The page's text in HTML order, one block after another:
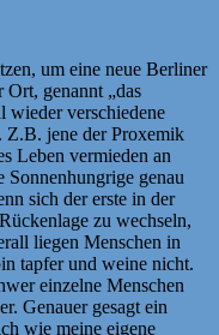
um eine neue Berliner
Ort, genannt „das
wieder verschiedene
Z.B. jene der Proxemik
Leben vermieden an
Sonnenhungrige genau
sich der erste in der
zu wechseln,
liegen Menschen in
tapfer und weine nicht.
einzelne Menschen
Genauer gesagt ein
wie meine eigene